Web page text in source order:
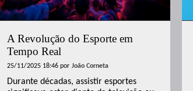
A Revolução do Esporte em
Tempo Real
25/11/2025 18:46 por João Corneta
Durante décadas, assistir esportes